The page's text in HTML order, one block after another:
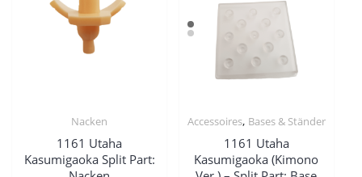
Nacken
1161 Utaha
Kasumigaoka Split Part:
Accessoires, Bases & Ständer
1161 Utaha
Kasumigaoka (Kimono